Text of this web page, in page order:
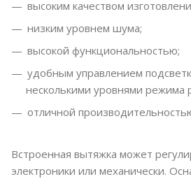
высоким качеством
низким уровнем шума;
высокой функциональностью;
удобным управлением
несколькими уровнями режима
отличной
Встроенная вытяжка может
электроники или механически.